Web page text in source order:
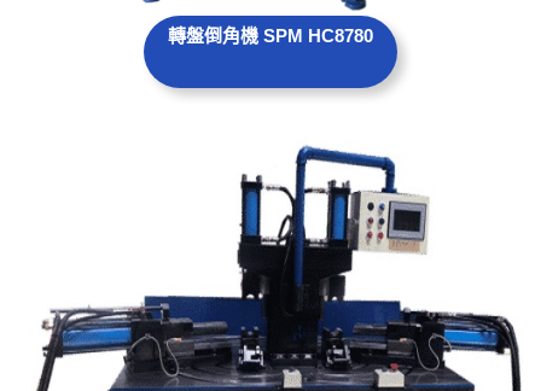
轉盤倒角機 SPM HC8780